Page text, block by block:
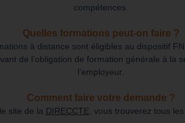
compétences.
Quelles formations peut-on faire ?
à distance sont éligibles au dispositif
de l’obligation de formation générale à la
l’employeur.
Comment faire votre demande ?
site de la DIRECCTE , vous trouverez tous